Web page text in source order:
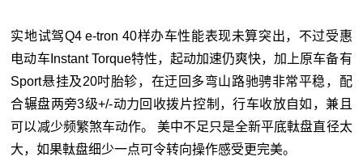
实地试驾Q4 e-tron 40样办车性能表现未算突出，不过受惠
电动车Instant Torque特性，起动加速仍爽快，加上原车备有
Sport悬挂及20吋胎轸，在迂回多弯山路驰骋非常平稳，配
合辗盘两旁3级+/-动力回收拨片控制，行车收放自如，兼且
可以减少频繁煞车动作。 美中不足只是全新平底軚盘直径太
大，如果軚盘细少一点可令转向操作感受更完美。